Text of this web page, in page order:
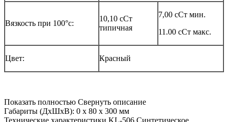
Вязкость при 100°c:
10,10 сСт
типичная
7,00 сСт мин.
11.00 сСт макс.
Цвет: Красный
Показать полностью Свернуть описание
Габариты (ДxШxВ): 0 x 80 x 300 мм
Технические характеристики KL-506 Синтетическое